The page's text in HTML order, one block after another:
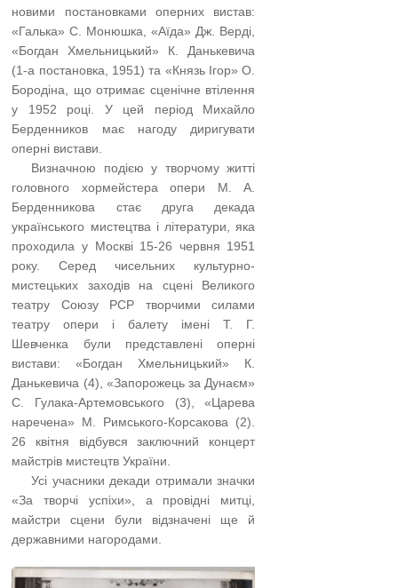
новими постановками оперних вистав:
«Галька» С. Монюшка, «Аїда» Дж. Верді,
«Богдан Хмельницький» К. Данькевича
(1-а постановка, 1951) та «Князь Ігор» О.
Бородіна, що отримає сценічне втілення
у 1952 році. У цей період Михайло
Берденников має нагоду диригувати
оперні вистави.
Визначною подією у творчому житті
головного хормейстера опери М. А.
Берденникова стає друга декада
українського мистецтва і літератури, яка
проходила у Москві 15-26 червня 1951
року. Серед чисельних культурно-
мистецьких заходів на сцені Великого
театру Союзу РСР творчими силами
театру опери і балету імені Т. Г.
Шевченка були представлені оперні
вистави: «Богдан Хмельницький» К.
Данькевича (4), «Запорожець за Дунаєм»
С. Гулака-Артемовського (3), «Царева
наречена» М. Римського-Корсакова (2).
26 квітня відбувся заключний концерт
майстрів мистецтв України.
…..Усі учасники декади отримали значки
«За творчі успіхи», а провідні митці,
майстри сцени були відзначені ще й
державними нагородами.